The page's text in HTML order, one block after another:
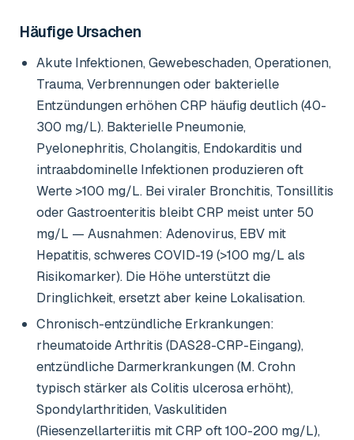
Häufige Ursachen
Akute Infektionen, Gewebeschaden, Operationen,
Trauma, Verbrennungen oder bakterielle
Entzündungen erhöhen CRP häufig deutlich (40-
300 mg/L). Bakterielle Pneumonie,
Pyelonephritis, Cholangitis, Endokarditis und
intraabdominelle Infektionen produzieren oft
Werte >100 mg/L. Bei viraler Bronchitis, Tonsillitis
oder Gastroenteritis bleibt CRP meist unter 50
mg/L — Ausnahmen: Adenovirus, EBV mit
Hepatitis, schweres COVID-19 (>100 mg/L als
Risikomarker). Die Höhe unterstützt die
Dringlichkeit, ersetzt aber keine Lokalisation.
Chronisch-entzündliche Erkrankungen:
rheumatoide Arthritis (DAS28-CRP-Eingang),
entzündliche Darmerkrankungen (M. Crohn
typisch stärker als Colitis ulcerosa erhöht),
Spondylarthritiden, Vaskulitiden
(Riesenzellarteriitis mit CRP oft 100-200 mg/L),